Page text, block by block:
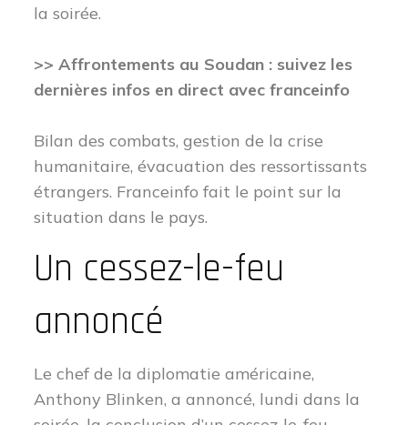
la soirée.
>> Affrontements au Soudan : suivez les
dernières infos en direct avec franceinfo
Bilan des combats, gestion de la crise
humanitaire, évacuation des ressortissants
étrangers. Franceinfo fait le point sur la
situation dans le pays.
Un cessez-le-feu
annoncé
Le chef de la diplomatie américaine,
Anthony Blinken, a annoncé, lundi dans la